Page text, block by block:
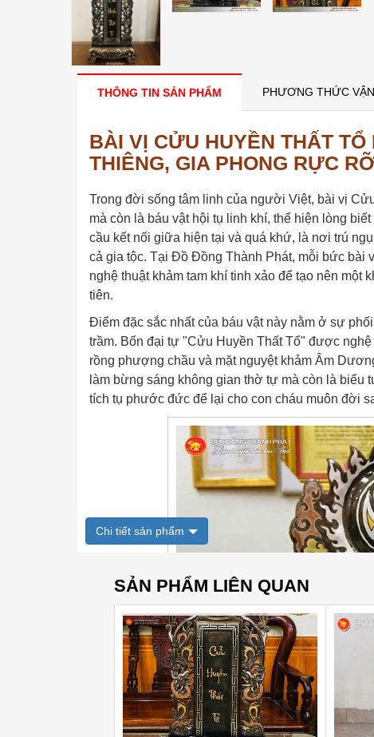
THÔNG TIN SẢN PHẨM PHƯƠNG THỨC
BÀI VỊ CỬU HUYỀN THẤT
THIÊNG, GIA PHONG RỰC
Trong đời sống tâm linh của người Việt, bài vị
mà còn là báu vật hội tụ linh khí, thể hiện lòng
cầu kết nối giữa hiện tại và quá khứ, là nơi trú
cả gia tộc. Tại Đồ Đồng Thành Phát, mỗi bức bài
nghệ thuật khảm tam khí tinh xảo để tạo nên
tiên.
Điểm đặc sắc nhất của báu vật này nằm ở sự
trầm. Bốn đại tự "Cửu Huyền Thất Tổ" được
rồng phượng chầu và mặt nguyệt khảm Âm
làm bừng sáng không gian thờ tự mà còn là
tích tụ phước đức để lại cho con cháu muôn đời
Chi tiết sản phẩm
SẢN PHẨM LIÊN QUAN